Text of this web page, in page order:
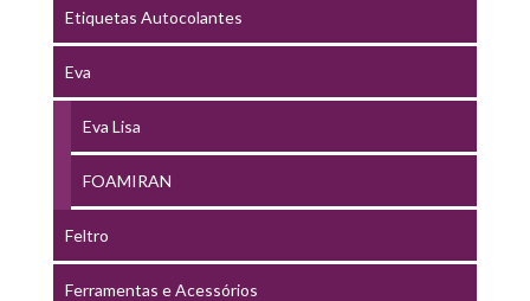
Etiquetas Autocolantes
Eva
Eva Lisa
FOAMIRAN
Feltro
Ferramentas e Acessórios